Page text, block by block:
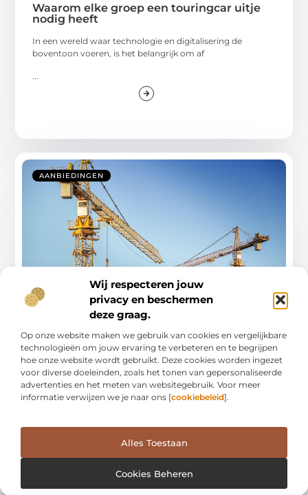
Wij respecteren jouw
privacy en beschermen
deze graag.
Op onze website maken we gebruik van cookies en vergelijkbare
technologieën om jouw ervaring te verbeteren en te begrijpen
hoe onze website wordt gebruikt. Deze cookies worden ingezet
voor diverse doeleinden, zoals het tonen van gepersonaliseerde
advertenties en het meten van websitegebruik. Voor meer
informatie verwijzen we je naar ons [cookiebeleid].
Alles Toestaan
Cookies Beheren
Waarom elke groep een touringcar uitje
nodig heeft
In een wereld waar technologie en digitalisering de
boventoon voeren, is het belangrijk om af
AANBIEDINGEN
Benchmarks voor veiligheid en efficiëntie
bij bouwprojecten
In de dynamische wereld van de bouwsector zijn
veiligheid en efficiëntie cruciale benchmarks die
...